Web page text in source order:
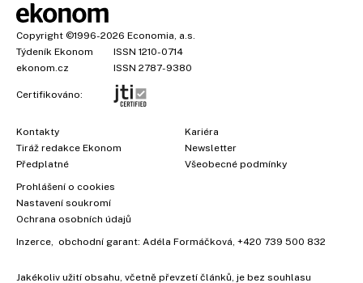
Copyright ©1996-2026 Economia, a.s.
Týdeník Ekonom
ISSN 1210-0714
ekonom.cz
ISSN 2787-9380
Certifikováno:
Kontakty
Tiráž redakce Ekonom
Předplatné
Kariéra
Newsletter
Všeobecné podmínky
Prohlášení o cookies
Nastavení soukromí
Ochrana osobních údajů
Inzerce , obchodní garant: Adéla Formáčková +420 739 500 832
Jakékoliv užití obsahu, včetně převzetí článků, je bez souhlasu